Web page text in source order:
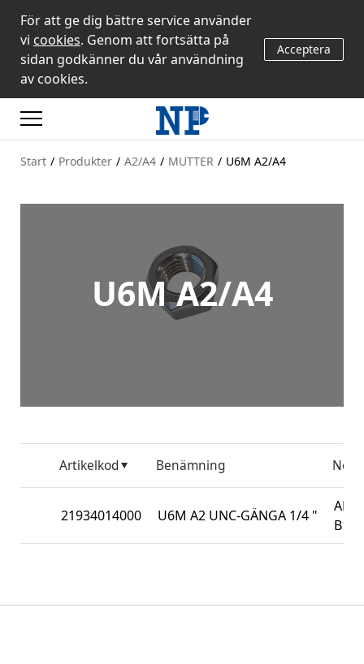
För att ge dig bättre service använder
vi cookies. Genom att fortsätta på
sidan godkänner du vår användning
av cookies.
Acceptera
Start / Produkter / A2/A4 / MUTTER / U6M A2/A4
U6M A2/A4
Artikelkod Benämning
21934014000 U6M A2 UNC-GÄNGA 1/4 "
ANSI